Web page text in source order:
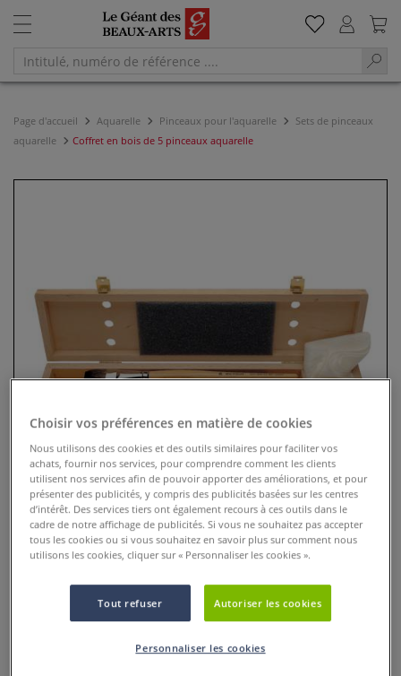
Page d'accueil Aquarelle Pinceaux pour l'aquarelle
Sets de pinceaux
aquarelle
Coffret en bois de 5 pinceaux aquarelle
Coffret en bois de 5 pinceaux
Choisir vos préférences en matière de cookies
Nous utilisons des cookies et des outils similaires pour faciliter vos
achats, fournir nos services, pour comprendre comment les clients
utilisent nos services afin de pouvoir apporter des améliorations, et pour
présenter des publicités, y compris des publicités basées sur les centres
d’intérêt. Des services tiers ont également recours à ces outils dans le
cadre de notre affichage de publicités. Si vous ne souhaitez pas accepter
tous les cookies ou si vous souhaitez en savoir plus sur comment nous
utilisons les cookies, cliquer sur « Personnaliser les cookies ».
Tout refuser Autoriser les cookies
Personnaliser les cookies